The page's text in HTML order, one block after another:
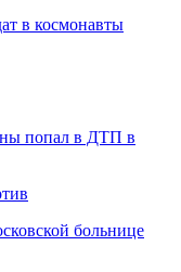
в космонавты
попал в ДТП в
больнице